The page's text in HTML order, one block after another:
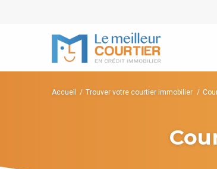
Accueil Trouver votre courtier immobilier